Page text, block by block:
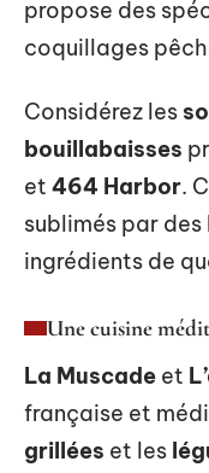
propose des
coquillages
Considérez les
bouillabaisses
et 464 Harbor.
sublimés par
ingrédients de
Une cuisine
La Muscade et
française et
grillées et les